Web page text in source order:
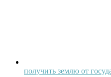
получить землю от